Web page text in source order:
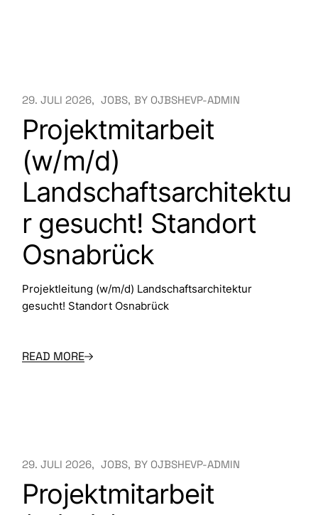
29. JULI 2026 JOBS BY OJBSHEVP-ADMIN
Projektmitarbeit
(w/m/d)
Landschaftsarchitektu
r gesucht! Standort
Osnabrück
Projektleitung (w/m/d) Landschaftsarchitektur
gesucht! Standort Osnabrück
READ MORE
29. JULI 2026 JOBS BY OJBSHEVP-ADMIN
Projektmitarbeit